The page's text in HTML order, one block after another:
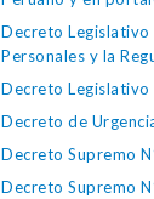
Decreto Legislativo
Personales y la
Decreto Legislativo
Decreto de
Decreto Supremo
Decreto Supremo